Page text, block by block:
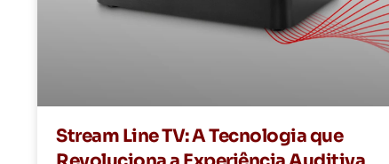
Stream Line TV: A Tecnologia que